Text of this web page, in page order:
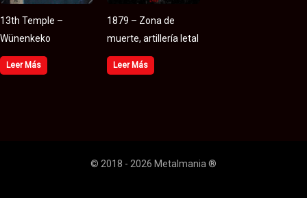
13th Temple –
Wünenkeko
Leer Más
1879 – Zona de
muerte, artillería letal
Leer Más
© 2018 - 2026 Metalmania ®